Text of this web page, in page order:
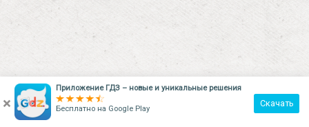
×
Приложение ГДЗ – новые и уникальные решения
Бесплатно на Google Play
Скачать